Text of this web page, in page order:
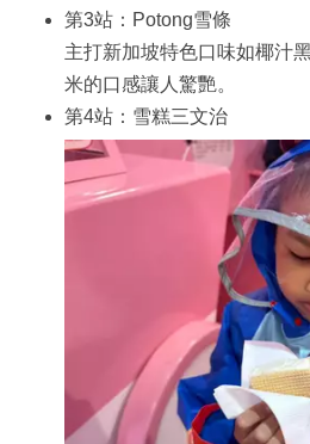
第3站：Potong雪條
主打新加坡特色口味如椰汁
米的口感讓人驚艷。
第4站：雪糕三文治